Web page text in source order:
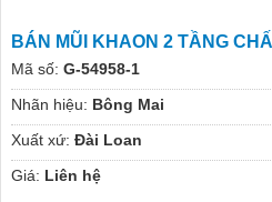
BÁN MŨI KHAON 2 TẦNG
Mã số: G-54958-1
Nhãn hiệu: Bông Mai
Xuất xứ: Đài Loan
Giá: Liên hệ